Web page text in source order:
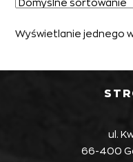
Wyświetlanie jednego
ul.
66-400